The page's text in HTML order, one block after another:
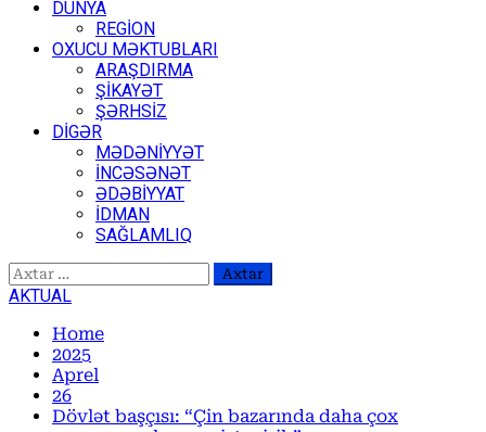
DÜNYA
REGİON
OXUCU MƏKTUBLARI
ARAŞDIRMA
ŞİKAYƏT
ŞƏRHSİZ
DİGƏR
MƏDƏNİYYƏT
İNCƏSƏNƏT
ƏDƏBİYYAT
İDMAN
SAĞLAMLIQ
Axtarış:
AKTUAL
Home
2025
Aprel
26
Dövlət başçısı: “Çin bazarında daha çox